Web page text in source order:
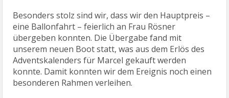
Besonders stolz sind wir, dass wir den Hauptpreis –
eine Ballonfahrt – feierlich an Frau Rösner
übergeben konnten. Die Übergabe fand mit
unserem neuen Boot statt, was aus dem Erlös des
Adventskalenders für Marcel gekauft werden
konnte. Damit konnten wir dem Ereignis noch einen
besonderen Rahmen verleihen.